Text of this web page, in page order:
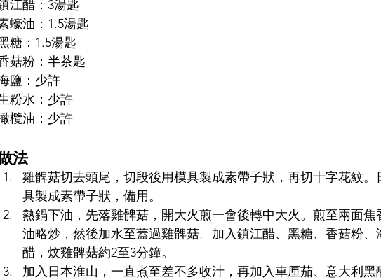
江醋：3湯匙
蠔油：1.5湯匙
糖：1.5湯匙
菇粉：半茶匙
鹽：少許
粉水：少許
欖油：少許
法
雞髀菇切去頭尾，切段後用模具製成素帶子狀，再切十字花紋
具製成素帶子狀，備用。
熱鍋下油，先落雞髀菇，開大火煎一會後轉中大火。煎至兩面
油略炒，然後加水至蓋過雞髀菇。加入鎮江醋、黑糖、香菇粉
醋，炆雞髀菇約2至3分鐘。
加入日本淮山，一直煮至差不多收汁，再加入車厘茄、意大利